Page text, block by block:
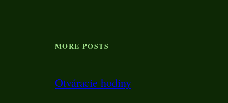
MORE POSTS
Otváracie hodiny